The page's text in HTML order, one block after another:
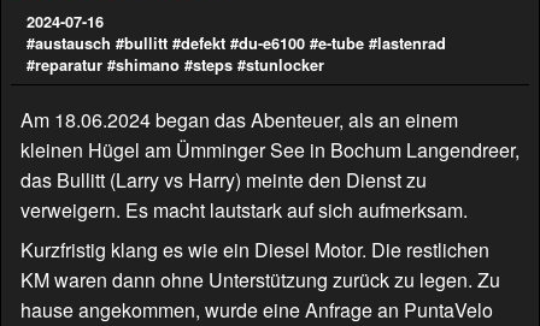
2024-07-16
#austausch #bullitt #defekt #du-e6100 #e-tube #lastenrad
#reparatur #shimano #steps #stunlocker
Am 18.06.2024 began das Abenteuer, als an einem
kleinen Hügel am Ümminger See in Bochum Langendreer,
das Bullitt (Larry vs Harry) meinte den Dienst zu
verweigern. Es macht lautstark auf sich aufmerksam.
Kurzfristig klang es wie ein Diesel Motor. Die restlichen
KM waren dann ohne Unterstützung zurück zu legen. Zu
hause angekommen, wurde eine Anfrage an PuntaVelo